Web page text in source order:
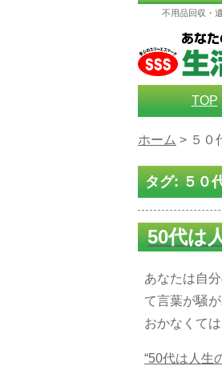
不用品回収・
TOP
ホーム > ５０
タグ:５０
50代は
あなたは自
て言葉が騒
おかなくて
“50代は人生